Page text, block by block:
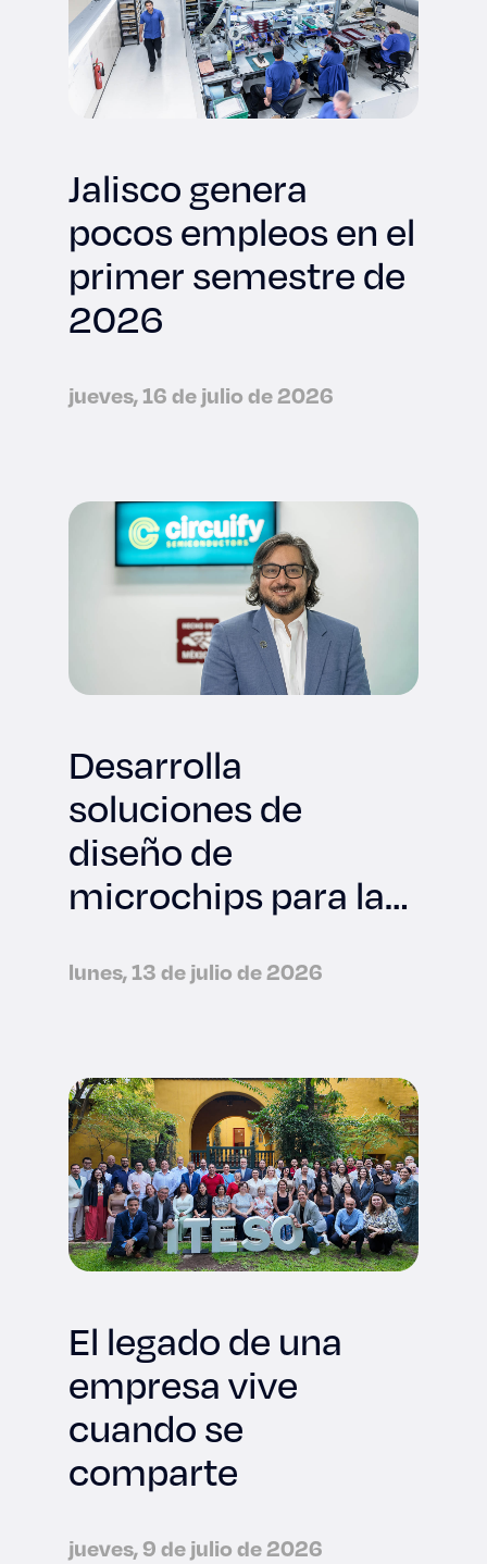
Jalisco genera
pocos empleos en el
primer semestre de
2026
jueves, 16 de julio de 2026
Desarrolla
soluciones de
diseño de
microchips para la
tecnológica
lunes, 13 de julio de 2026
El legado de una
empresa vive
cuando se
comparte
jueves, 9 de julio de 2026